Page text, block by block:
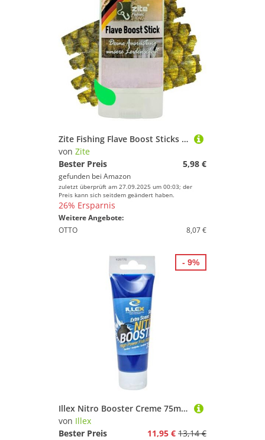
Zite Fishing Flave Boost Sticks | Lockstoff-Stift für Gummifische, Wobbler, Blinker & Spoons | Made in Germany | 4 Sorten in 4 Aromen | Kunstköder-Duftstoff | UV-Aktiv (Grün/Fisch)
von Zite
Bester Preis
5,98 €
gefunden bei Amazon
zuletzt überprüft am 27.09.2025 um 00:03; der
Preis kann sich seitdem geändert haben.
26% Ersparnis
Weitere Angebote:
OTTO
8,07 €
Illex Nitro Booster Creme 75ml - Lockstoff für Fische, Farbe/Geschmack:Blau/Sardine
von Illex
Bester Preis
11,95 € 13,14 €
- 9%